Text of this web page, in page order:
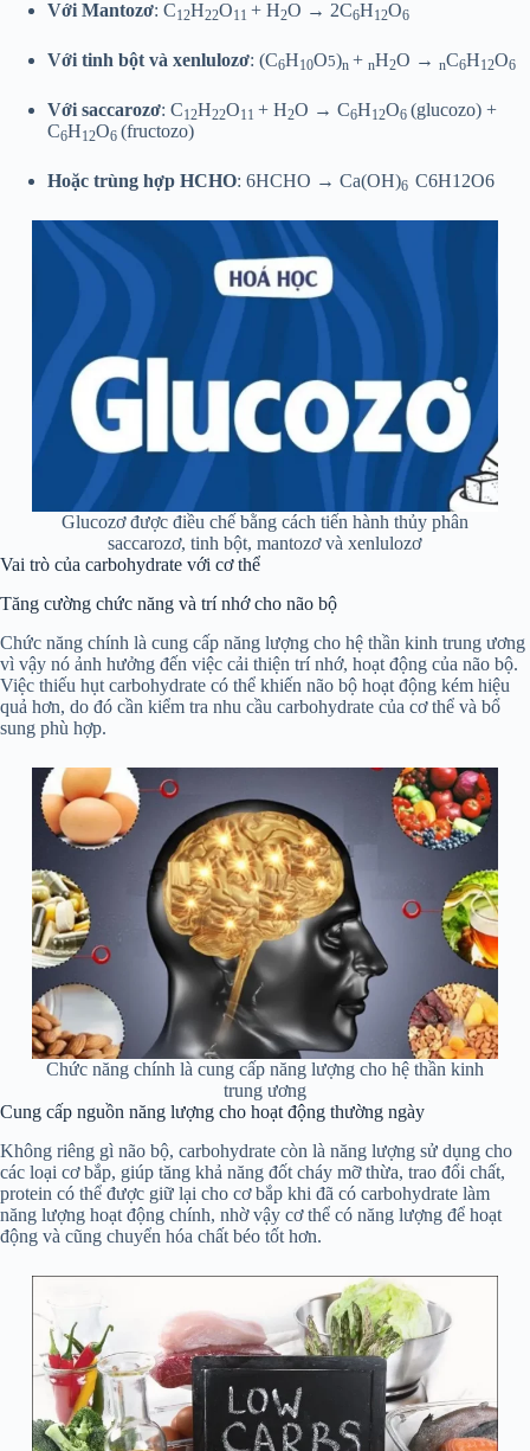
Với Mantozơ: C12H22O11 + H2O → 2C6H12O6
Với tinh bột và xenlulozơ: (C6H10O5)n + nH2O → nC6H12O6
Với saccarozơ: C12H22O11 + H2O → C6H12O6 (glucozo) +
C6H12O6 (fructozo)
Hoặc trùng hợp HCHO: 6HCHO → Ca(OH)6 C6H12O6
Glucozơ được điều chế bằng cách tiến hành thủy phân
saccarozơ, tinh bột, mantozơ và xenlulozơ
Vai trò của carbohydrate với cơ thể
Tăng cường chức năng và trí nhớ cho não bộ
Chức năng chính là cung cấp năng lượng cho hệ thần kinh trung ương
vì vậy nó ảnh hưởng đến việc cải thiện trí nhớ, hoạt động của não bộ.
Việc thiếu hụt carbohydrate có thể khiến não bộ hoạt động kém hiệu
quả hơn, do đó cần kiểm tra nhu cầu carbohydrate của cơ thể và bổ
sung phù hợp.
Chức năng chính là cung cấp năng lượng cho hệ thần kinh
trung ương
Cung cấp nguồn năng lượng cho hoạt động thường ngày
Không riêng gì não bộ, carbohydrate còn là năng lượng sử dụng cho
các loại cơ bắp, giúp tăng khả năng đốt cháy mỡ thừa, trao đổi chất,
protein có thể được giữ lại cho cơ bắp khi đã có carbohydrate làm
năng lượng hoạt động chính, nhờ vậy cơ thể có năng lượng để hoạt
động và cũng chuyển hóa chất béo tốt hơn.